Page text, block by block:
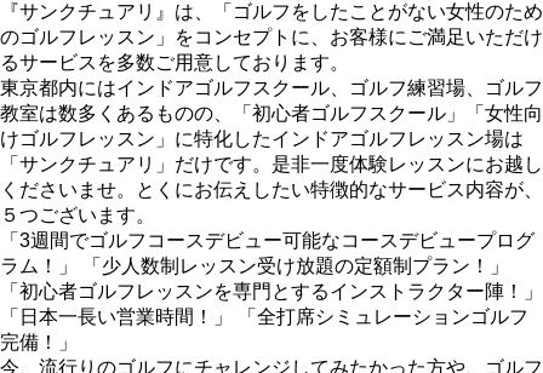
『サンクチュアリ』は、「ゴルフをしたことがない女性のため
のゴルフレッスン」をコンセプトに、お客様にご満足いただけ
るサービスを多数ご用意しております。
東京都内にはインドアゴルフスクール、ゴルフ練習場、ゴルフ
教室は数多くあるものの、「初心者ゴルフスクール」「女性向
けゴルフレッスン」に特化したインドアゴルフレッスン場は
「サンクチュアリ」だけです。是非一度体験レッスンにお越し
くださいませ。とくにお伝えしたい特徴的なサービス内容が、
５つございます。
「3週間でゴルフコースデビュー可能なコースデビュープログ
ラム！」 「少人数制レッスン受け放題の定額制プラン！」
「初心者ゴルフレッスンを専門とするインストラクター陣！」
「日本一長い営業時間！」 「全打席シミュレーションゴルフ
完備！」
今、流行りのゴルフにチャレンジしてみたかった方や、ゴルフ